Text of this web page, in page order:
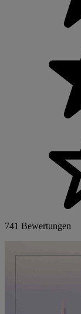
741 Bewertungen